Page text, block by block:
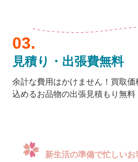
見積り・出張費無料
余計な費用はかけません！買取
込めるお品物の出張見積もり無料
新生活の準備で忙しい